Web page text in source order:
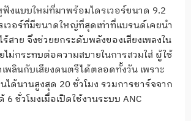
งแบบใหม่ที่มาพร้อมไดรเวอร์ขนาด 9.2
เวอร์ที่มีขนาดใหญ่ที่สุดเท่าที่แบรนด์เคยนำ
าย จึงช่วยยกระดับพลังของเสียงเพลงใน
ไม่กระทบต่อความสบายในการสวมใส่ ผู้ใช้
พลินกับเสียงดนตรีได้ตลอดทั้งวัน เพราะ
นได้นานสูงสุด 20 ชั่วโมง รวมการชาร์จจาก
6 ชั่วโมงเมื่อเปิดใช้งานระบบ ANC